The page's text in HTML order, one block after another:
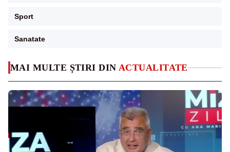
MAI MULTE ȘTIRI DIN ACTUALITATE
Sport
Sanatate